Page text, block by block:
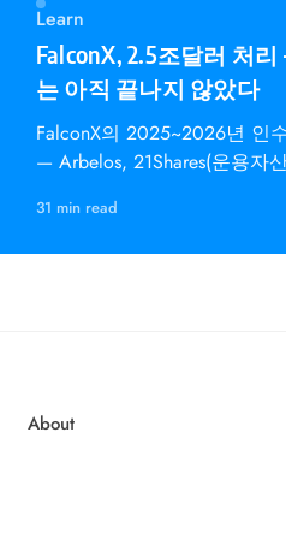
Learn
FalconX, 2.5조달러 처
는 아직 끝나지 않았다
FalconX의 2025~2026년 인
— Arbelos, 21Shares(운용자
의미
31 min read
About